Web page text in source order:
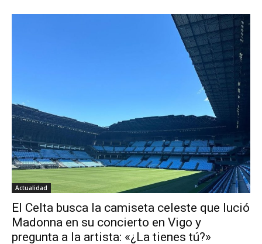
Actualidad
El Celta busca la camiseta celeste que lució
Madonna en su concierto en Vigo y
pregunta a la artista: «¿La tienes tú?»